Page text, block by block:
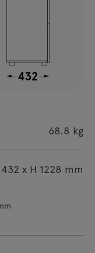
68.8 kg
x H 1228 mm